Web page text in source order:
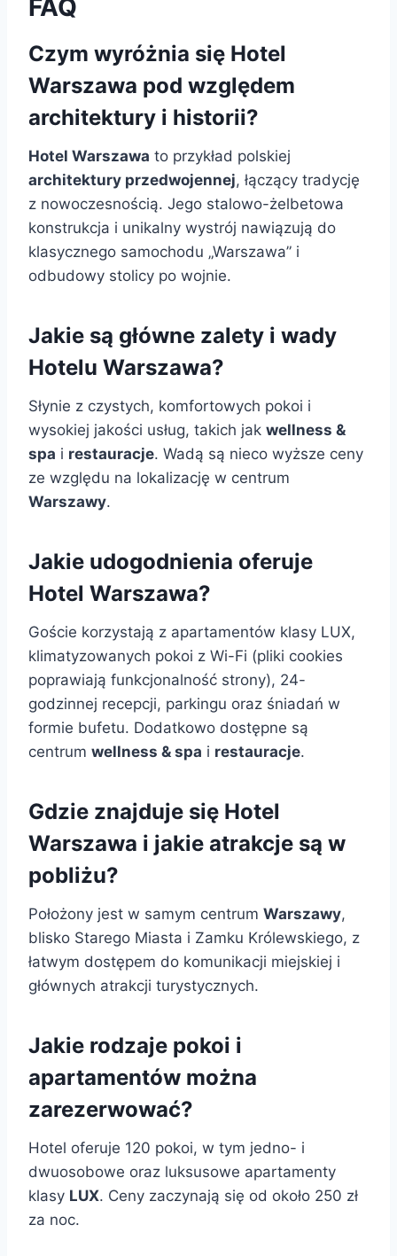
FAQ
Czym wyróżnia się Hotel
Warszawa pod względem
architektury i historii?
Hotel Warszawa to przykład polskiej
architektury przedwojennej, łączący tradycję
z nowoczesnością. Jego stalowo-żelbetowa
konstrukcja i unikalny wystrój nawiązują do
klasycznego samochodu „Warszawa” i
odbudowy stolicy po wojnie.
Jakie są główne zalety i wady
Hotelu Warszawa?
Słynie z czystych, komfortowych pokoi i
wysokiej jakości usług, takich jak wellness &
spa i restauracje. Wadą są nieco wyższe ceny
ze względu na lokalizację w centrum
Warszawy.
Jakie udogodnienia oferuje
Hotel Warszawa?
Goście korzystają z apartamentów klasy LUX,
klimatyzowanych pokoi z Wi-Fi (pliki cookies
poprawiają funkcjonalność strony), 24-
godzinnej recepcji, parkingu oraz śniadań w
formie bufetu. Dodatkowo dostępne są
centrum wellness & spa i restauracje.
Gdzie znajduje się Hotel
Warszawa i jakie atrakcje są w
pobliżu?
Położony jest w samym centrum Warszawy,
blisko Starego Miasta i Zamku Królewskiego, z
łatwym dostępem do komunikacji miejskiej i
głównych atrakcji turystycznych.
Jakie rodzaje pokoi i
apartamentów można
zarezerwować?
Hotel oferuje 120 pokoi, w tym jedno- i
dwuosobowe oraz luksusowe apartamenty
klasy LUX. Ceny zaczynają się od około 250 zł
za noc.